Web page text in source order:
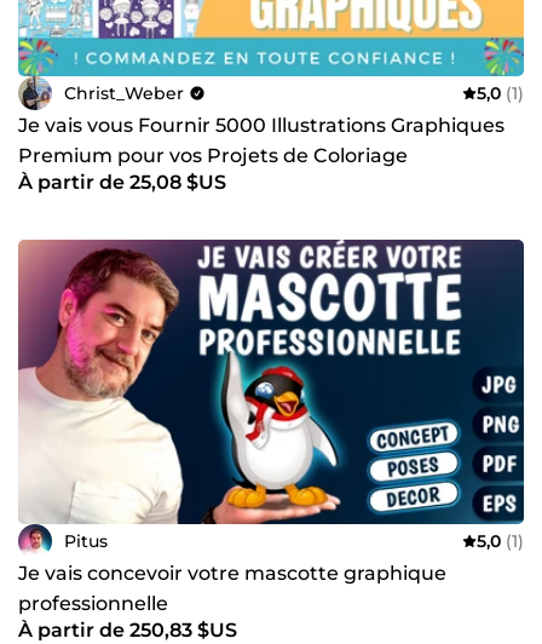
Christ_Weber 5,0 (1)
Je vais vous Fournir 5000 Illustrations Graphiques
Premium pour vos Projets de Coloriage
À partir de 25,08 $US
Pitus 5,0 (1)
Je vais concevoir votre mascotte graphique
professionnelle
À partir de 250,83 $US